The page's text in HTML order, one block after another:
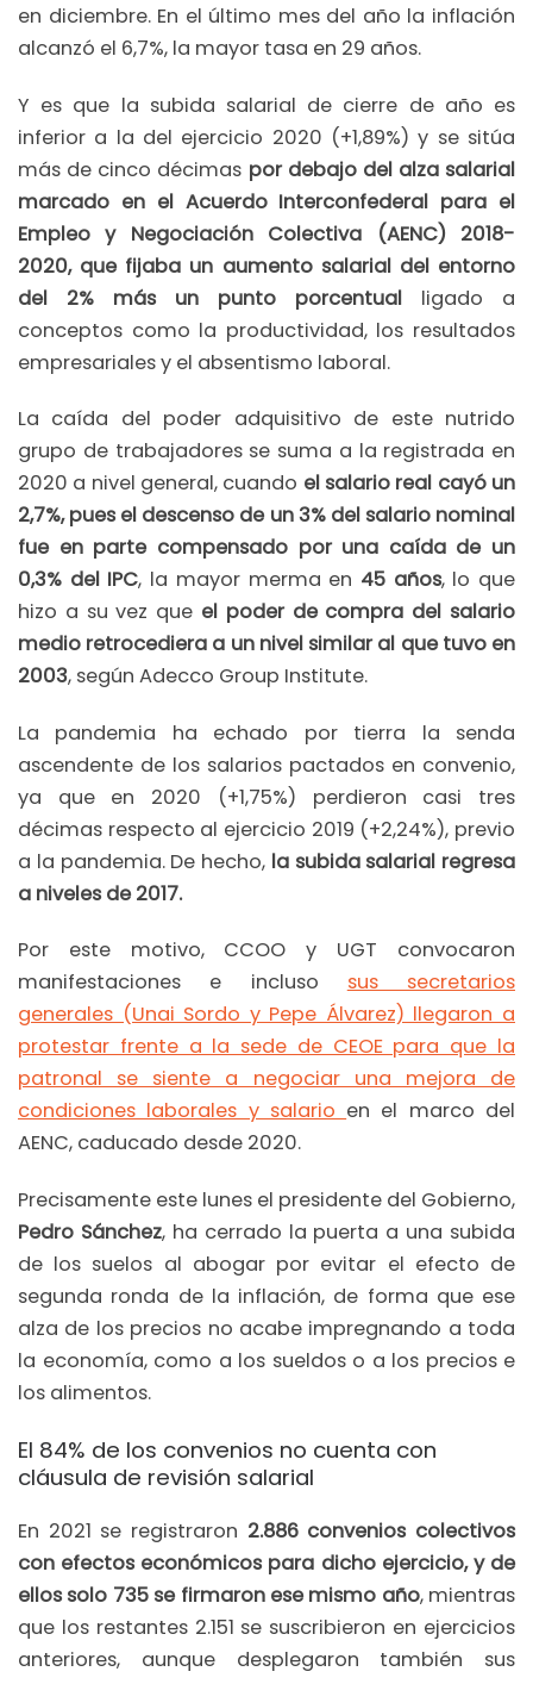
en diciembre. En el último mes del año la inflación
alcanzó el 6,7%, la mayor tasa en 29 años.
Y es que la subida salarial de cierre de año es
inferior a la del ejercicio 2020 (+1,89%) y se sitúa
más de cinco décimas por debajo del alza salarial
marcado en el Acuerdo Interconfederal para el
Empleo y Negociación Colectiva (AENC) 2018-
2020, que fijaba un aumento salarial del entorno
del 2% más un punto porcentual ligado a
conceptos como la productividad, los resultados
empresariales y el absentismo laboral.
La caída del poder adquisitivo de este nutrido
grupo de trabajadores se suma a la registrada en
2020 a nivel general, cuando el salario real cayó un
2,7%, pues el descenso de un 3% del salario nominal
fue en parte compensado por una caída de un
0,3% del IPC, la mayor merma en 45 años, lo que
hizo a su vez que el poder de compra del salario
medio retrocediera a un nivel similar al que tuvo en
2003, según Adecco Group Institute.
La pandemia ha echado por tierra la senda
ascendente de los salarios pactados en convenio,
ya que en 2020 (+1,75%) perdieron casi tres
décimas respecto al ejercicio 2019 (+2,24%), previo
a la pandemia. De hecho, la subida salarial regresa
a niveles de 2017.
Por este motivo, CCOO y UGT convocaron
manifestaciones e incluso sus secretarios
generales (Unai Sordo y Pepe Álvarez) llegaron a
protestar frente a la sede de CEOE para que la
patronal se siente a negociar una mejora de
condiciones laborales y salario en el marco del
AENC, caducado desde 2020.
Precisamente este lunes el presidente del Gobierno,
Pedro Sánchez, ha cerrado la puerta a una subida
de los suelos al abogar por evitar el efecto de
segunda ronda de la inflación, de forma que ese
alza de los precios no acabe impregnando a toda
la economía, como a los sueldos o a los precios e
los alimentos.
El 84% de los convenios no cuenta con
cláusula de revisión salarial
En 2021 se registraron 2.886 convenios colectivos
con efectos económicos para dicho ejercicio, y de
ellos solo 735 se firmaron ese mismo año, mientras
que los restantes 2.151 se suscribieron en ejercicios
anteriores, aunque desplegaron también sus